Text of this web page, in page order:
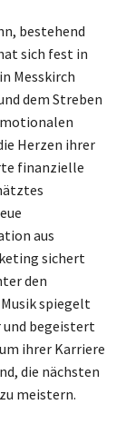
bestehend
sich fest in
Messkirch
dem Streben
Herzen ihrer
finanzielle
aus
sichert
den
spiegelt
und begeistert
ihrer Karriere
die nächsten
meistern.